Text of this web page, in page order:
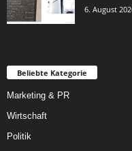
6. August
Beliebte Kategorie
Marketing & PR
Wirtschaft
Politik